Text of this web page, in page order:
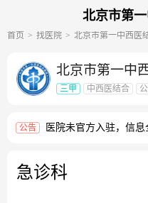
北京市第
首页 找医院 北京市第一中西医
北京市第一中
三甲 中西医结合
公告 医院未官方入驻，信
急诊科